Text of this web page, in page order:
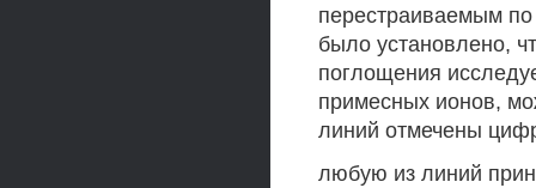
перестраиваемым по
было установлено,
поглощения
примесных ионов,
линий отмечены
любую из линий